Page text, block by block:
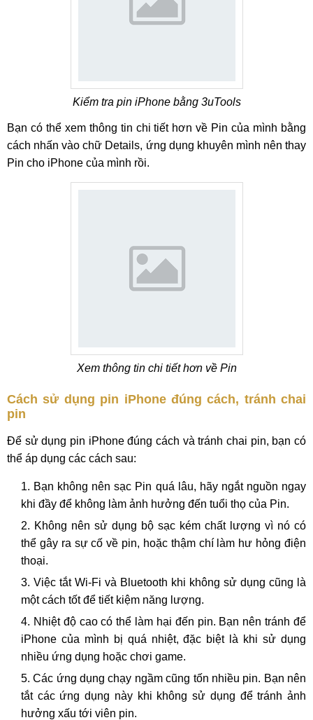
Kiểm tra pin iPhone bằng 3uTools
Bạn có thể xem thông tin chi tiết hơn về Pin của mình bằng
cách nhấn vào chữ Details, ứng dụng khuyên mình nên thay
Pin cho iPhone của mình rồi.
Xem thông tin chi tiết hơn về Pin
Cách sử dụng pin iPhone đúng cách, tránh chai
pin
Để sử dụng pin iPhone đúng cách và tránh chai pin, bạn có
thể áp dụng các cách sau:
Bạn không nên sạc Pin quá lâu, hãy ngắt nguồn ngay
khi đầy để không làm ảnh hưởng đến tuổi thọ của Pin.
Không nên sử dụng bộ sạc kém chất lượng vì nó có
thể gây ra sự cố về pin, hoặc thậm chí làm hư hỏng điện
thoại.
Việc tắt Wi-Fi và Bluetooth khi không sử dụng cũng là
một cách tốt để tiết kiệm năng lượng.
Nhiệt độ cao có thể làm hại đến pin. Bạn nên tránh để
iPhone của mình bị quá nhiệt, đặc biệt là khi sử dụng
nhiều ứng dụng hoặc chơi game.
Các ứng dụng chạy ngầm cũng tốn nhiều pin. Bạn nên
tắt các ứng dụng này khi không sử dụng để tránh ảnh
hưởng xấu tới viên pin.